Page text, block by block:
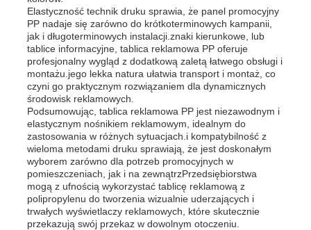
Elastyczność technik druku sprawia, że panel promocyjny
PP nadaje się zarówno do krótkoterminowych kampanii,
jak i długoterminowych instalacji.znaki kierunkowe, lub
tablice informacyjne, tablica reklamowa PP oferuje
profesjonalny wygląd z dodatkową zaletą łatwego obsługi i
montażu.jego lekka natura ułatwia transport i montaż, co
czyni go praktycznym rozwiązaniem dla dynamicznych
środowisk reklamowych.
Podsumowując, tablica reklamowa PP jest niezawodnym i
elastycznym nośnikiem reklamowym, idealnym do
zastosowania w różnych sytuacjach.i kompatybilność z
wieloma metodami druku sprawiają, że jest doskonałym
wyborem zarówno dla potrzeb promocyjnych w
pomieszczeniach, jak i na zewnątrzPrzedsiębiorstwa
mogą z ufnością wykorzystać tablicę reklamową z
polipropylenu do tworzenia wizualnie uderzających i
trwałych wyświetlaczy reklamowych, które skutecznie
przekazują swój przekaz w dowolnym otoczeniu.